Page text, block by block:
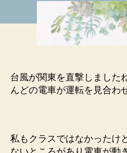
か
お
記
_
来
た
へ
の
台風が関東を直撃しました
んどの電車が運転を見合わ
私もクラスではなかったけ